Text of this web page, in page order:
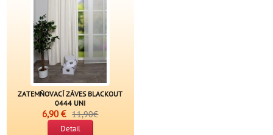
ZATEMŇOVACÍ ZÁVES BLACKOUT
0444 UNI
6,90 € 11,90€
Detail